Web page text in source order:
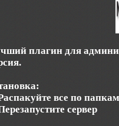
плагин для
все по
сервер